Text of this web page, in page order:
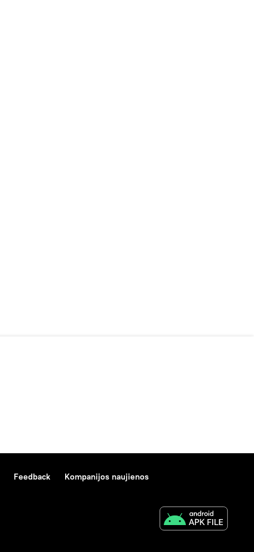
Feedback Kompanijos naujienos